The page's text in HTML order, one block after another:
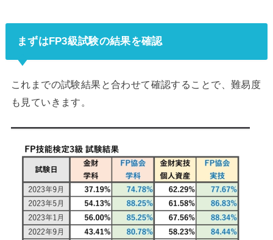
まずはFP3級試験の結果を確認
これまでの試験結果と合わせて確認することで、難易度
も見ていきます。